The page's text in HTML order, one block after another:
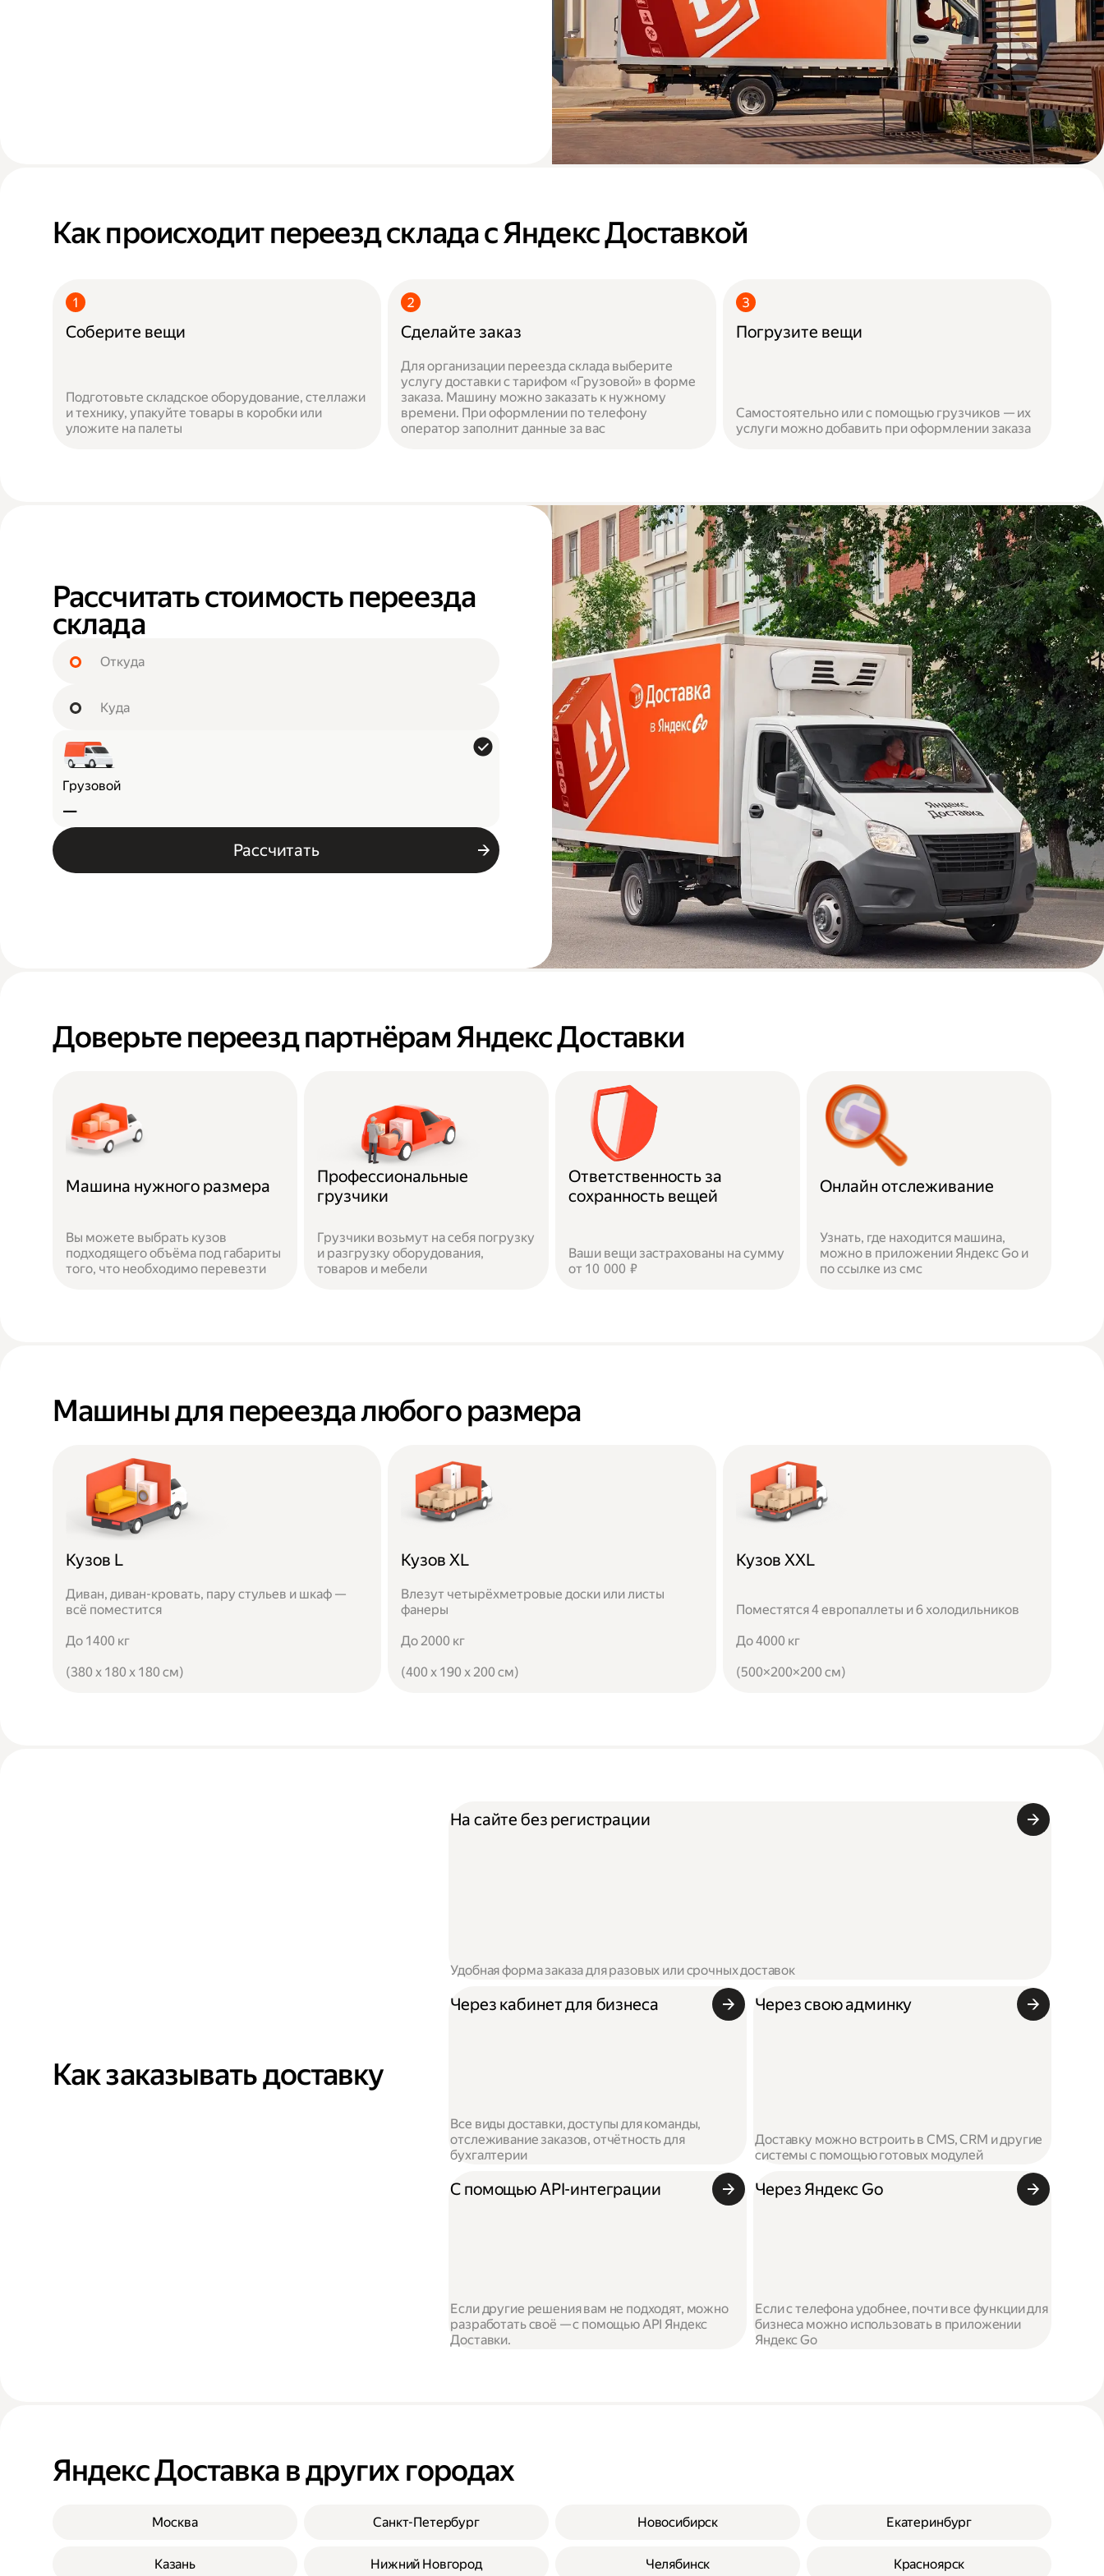
Как происходит переезд склада с Яндекс Доставкой
Соберите вещи
Подготовьте складское оборудование, стеллажи
и технику, упакуйте товары в коробки или
уложите на палеты
Сделайте заказ
Для организации переезда склада выберите
услугу доставки с тарифом «Грузовой» в форме
заказа. Машину можно заказать к нужному
времени. При оформлении по телефону
оператор заполнит данные за вас
Погрузите вещи
Самостоятельно или с помощью грузчиков — их
услуги можно добавить при оформлении заказа
Рассчитать стоимость переезда
склада
Грузовой
—
Рассчитать
Доверьте переезд партнёрам Яндекс Доставки
Машина нужного размера
Вы можете выбрать кузов
подходящего объёма под габариты
того, что необходимо перевезти
Профессиональные
грузчики
Грузчики возьмут на себя погрузку
и разгрузку оборудования,
товаров и мебели
Ответственность за
сохранность вещей
Ваши вещи застрахованы на сумму
от 10 000 ₽
Онлайн отслеживание
Узнать, где находится машина,
можно в приложении Яндекс Go и
по ссылке из смс
Машины для переезда любого размера
Кузов L
Диван, диван-кровать, пару стульев и шкаф —
всё поместится
До 1400 кг
(380 x 180 x 180 см)
Кузов XL
Влезут четырёхметровые доски или листы
фанеры
До 2000 кг
(400 x 190 x 200 см)
Кузов XXL
Поместятся 4 европаллеты и 6 холодильников
До 4000 кг
(500×200×200 см)
Как заказывать доставку
На сайте без регистрации
Удобная форма заказа для разовых или срочных доставок
Через кабинет для бизнеса
Все виды доставки, доступы для команды,
отслеживание заказов, отчётность для
бухгалтерии
Через свою админку
Доставку можно встроить в CMS, CRM и другие
системы с помощью готовых модулей
С помощью API-интеграции
Если другие решения вам не подходят, можно
разработать своё — с помощью API Яндекс
Доставки.
Через Яндекс Go
Если с телефона удобнее, почти все функции для
бизнеса можно использовать в приложении
Яндекс Go
Яндекс Доставка в других городах
Москва Санкт-Петербург Новосибирск Екатеринбург
Казань Нижний Новгород Челябинск Красноярск